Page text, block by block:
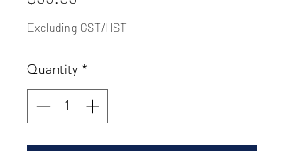
Excluding GST/HST
Quantity *